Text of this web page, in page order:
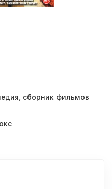
сборник фильмов